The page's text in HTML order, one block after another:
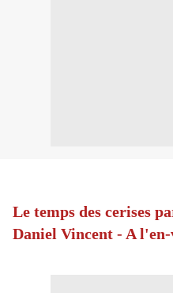
Le temps des cerises
Daniel Vincent - A